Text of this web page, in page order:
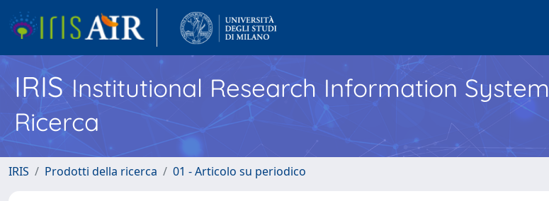
IRISInstitutional Research Information System
Ricerca
IRIS Prodotti della ricerca 01 - Articolo su periodico